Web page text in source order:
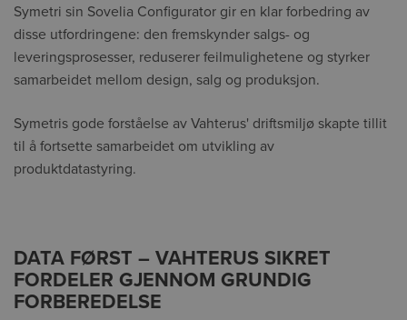
Symetri sin Sovelia Configurator gir en klar forbedring av
disse utfordringene: den fremskynder salgs- og
leveringsprosesser, reduserer feilmulighetene og styrker
samarbeidet mellom design, salg og produksjon.
Symetris gode forståelse av Vahterus' driftsmiljø skapte tillit
til å fortsette samarbeidet om utvikling av
produktdatastyring.
DATA FØRST – VAHTERUS SIKRET
FORDELER GJENNOM GRUNDIG
FORBEREDELSE